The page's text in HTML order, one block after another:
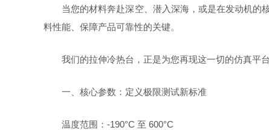
当您的材料奔赴深空、潜入深海，或是在发动机的
料性能、保障产品可靠性的关键。
我们的拉伸冷热台，正是为您再现这一切的仿真平台
一、 核心参数：定义极限测试新标准
温度范围： -190°C 至 600°C